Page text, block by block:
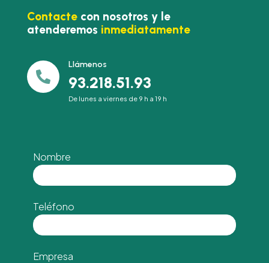
Contactecon nosotros y le
atenderemos inmediatamente

Llámenos
93.218.51.93
De lunes a viernes de 9 h a 19 h
Nombre
Teléfono
Empresa